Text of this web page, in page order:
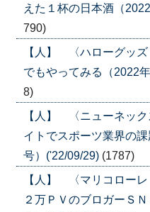
えた１杯の日本酒（
790)
【人】 〈ハローグッ
でもやってみる（2022
8)
【人】 〈ニューネッ
イトでスポーツ業界の
号）('22/09/29) (1787)
【人】 〈マリコロー
２万ＰＶのブロガーＳ